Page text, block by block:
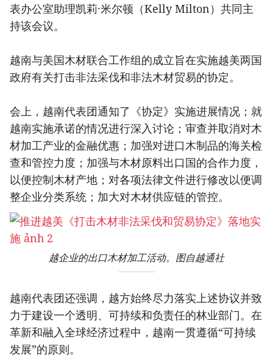
表办公室助理凯莉·米尔顿（Kelly Milton）共同主
持该会议。
越南与美国木材联合工作组的成立旨在实施越美两国
政府有关打击非法采伐和非法木材贸易的协定。
会上，越南代表团通知了《协定》实施进展情况；就
越南实施承诺的情况进行深入讨论；审查并取消对木
材加工产业的金融优惠；加强对进口木制品的海关检
查和管控力度；加强与木材原料出口国的合作力度，
以便控制木材产地；对各项法律文件进行修改以便调
整企业分类系统；加大对木材供应链的管控。
越企业的出口木材加工活动。图自越通社
越南代表团还强调，越方始终尽力落实上述协议并致
力于建设一个透明、可持续和负责任的林业部门。在
革新和融入全球经济过程中，越南一贯遵循“可持续
发展”的原则。